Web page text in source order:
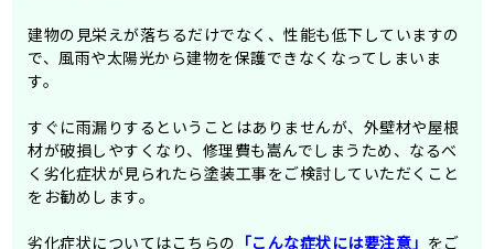
建物の見栄えが落ちるだけでなく、性能も低下していますの
で、風雨や太陽光から建物を保護できなくなってしまいま
す。
すぐに雨漏りするということはありませんが、外壁材や屋根
材が破損しやすくなり、修理費も嵩んでしまうため、なるべ
く劣化症状が見られたら塗装工事をご検討していただくこと
をお勧めします。
劣化症状についてはこちらの 「こんな症状には要注意」 をご